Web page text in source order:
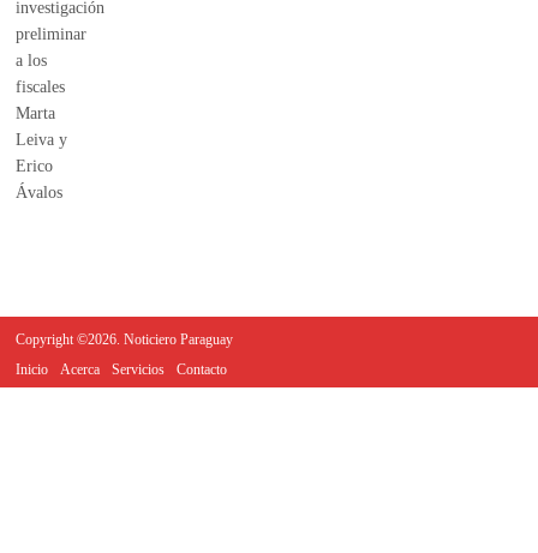
Copyright ©2026. Noticiero Paraguay
Inicio
Acerca Servicios Contacto